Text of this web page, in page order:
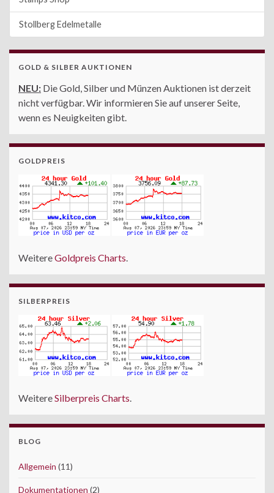
Stollberg Edelmetalle
GOLD & SILBER AUKTIONEN
NEU: Die Gold, Silber und Münzen Auktionen ist derzeit
nicht verfügbar. Wir informieren Sie auf unserer Seite,
wenn es Neuigkeiten gibt.
GOLDPREIS
WeitereGoldpreis Charts.
SILBERPREIS
WeitereSilberpreis Charts.
BLOG
Allgemein (11)
Dokumentationen (2)